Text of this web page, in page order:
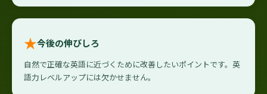
★今後の伸びしろ
自然で正確な英語に近づくために改善したいポイントです。英
語力レベルアップには欠かせません。